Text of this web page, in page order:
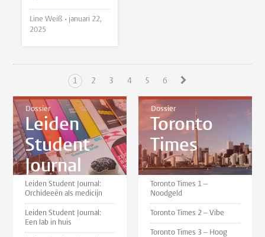
Line Weiß • januari 22,
2025
1 2 3 4 5 6
Dossier
Leiden
Student
Journal
Leiden Student Journal:
Orchideeën als medicijn
Leiden Student Journal:
Een lab in huis
Dossier
Toronto
Times
Toronto Times 1 –
Noodgeld
Toronto Times 2 – Vibe
Toronto Times 3 – Hoog